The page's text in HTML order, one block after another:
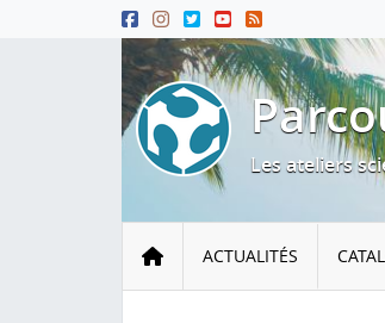
Menu principal
Contenu principal
Les ateliers
AccueilACTUALITÉS